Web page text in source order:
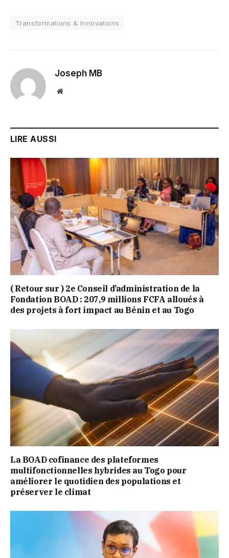
Transformations & Innovations
Joseph MB
Website
LIRE AUSSI
( Retour sur ) 2e Conseil d’administration de la
Fondation BOAD : 207,9 millions FCFA alloués à
des projets à fort impact au Bénin et au Togo
La BOAD cofinance des plateformes
multifonctionnelles hybrides au Togo pour
améliorer le quotidien des populations et
préserver le climat